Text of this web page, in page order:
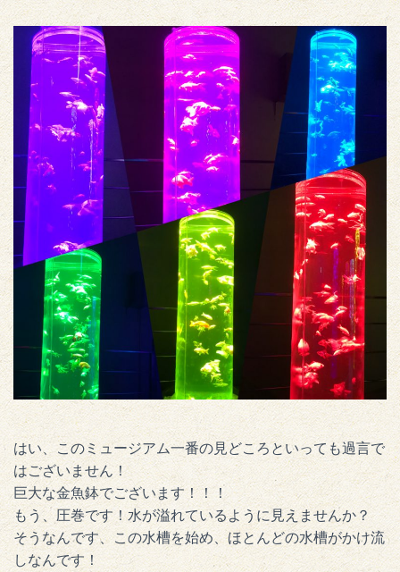
はい、このミュージアム一番の見どころといっても過言で
はございません！
巨大な金魚鉢でございます！！！
もう、圧巻です！水が溢れているように見えませんか？
そうなんです、この水槽を始め、ほとんどの水槽がかけ流
しなんです！